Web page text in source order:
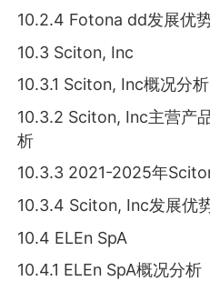
10.2.4 Fotona dd发展优
10.3 Sciton, Inc
10.3.1 Sciton, Inc概况分析
10.3.2 Sciton, Inc主营产
析
10.3.3 2021-2025年
10.3.4 Sciton, Inc发展优
10.4 ELEn SpA
10.4.1 ELEn SpA概况分析